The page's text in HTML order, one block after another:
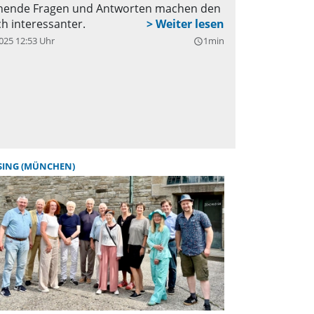
Fragen und Antworten machen den
interessanter.
12:53 Uhr query_builder1min
(MÜNCHEN)